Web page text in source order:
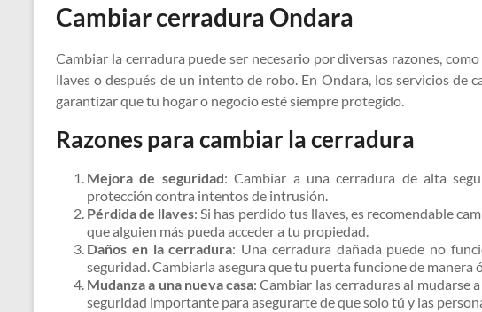
Cambiar cerradura Ondara
Cambiar la cerradura puede ser necesario por diversas razones,
llaves o después de un intento de robo. En Ondara, los servicios de
garantizar que tu hogar o negocio esté siempre protegido.
Razones para cambiar la cerradura
Mejora de seguridad: Cambiar a una cerradura de alta
protección contra intentos de intrusión.
Pérdida de llaves: Si has perdido tus llaves, es recomendable
que alguien más pueda acceder a tu propiedad.
Daños en la cerradura: Una cerradura dañada puede no
seguridad. Cambiarla asegura que tu puerta funcione de manera
Mudanza a una nueva casa: Cambiar las cerraduras al mudarse
seguridad importante para asegurarte de que solo tú y las